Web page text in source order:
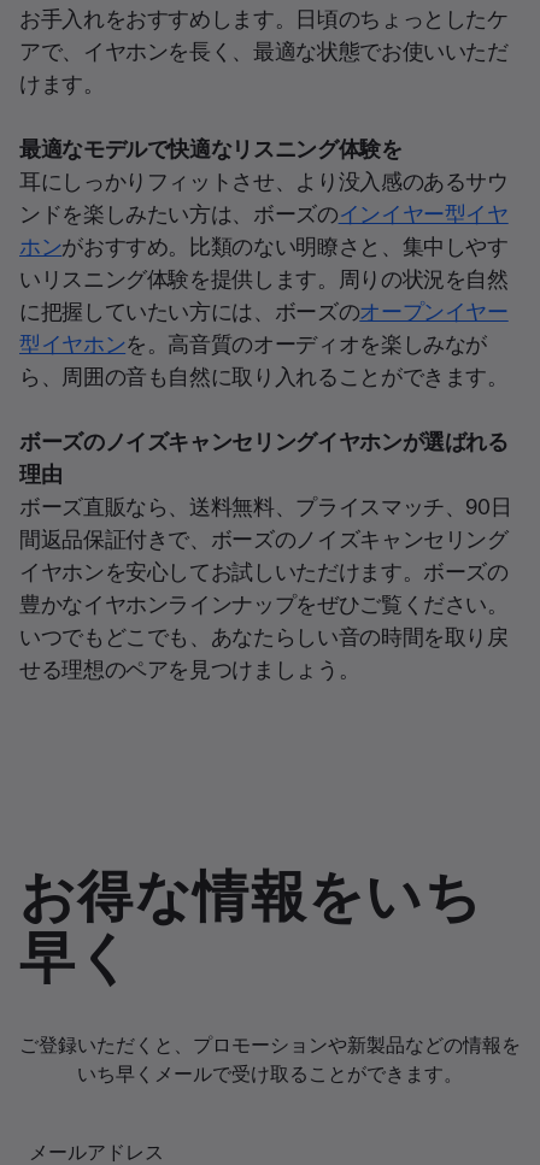
お手入れをおすすめします。日頃のちょっとしたケ
アで、イヤホンを長く、最適な状態でお使いいただ
けます。
最適なモデルで快適なリスニング体験を
耳にしっかりフィットさせ、より没入感のあるサウ
ンドを楽しみたい方は、ボーズのインイヤー型イヤ
ホンがおすすめ。比類のない明瞭さと、集中しやす
いリスニング体験を提供します。周りの状況を自然
に把握していたい方には、ボーズのオープンイヤー
型イヤホンを。高音質のオーディオを楽しみなが
ら、周囲の音も自然に取り入れることができます。
ボーズのノイズキャンセリングイヤホンが選ばれる
理由
ボーズ直販なら、送料無料、プライスマッチ、90日
間返品保証付きで、ボーズのノイズキャンセリング
イヤホンを安心してお試しいただけます。ボーズの
豊かなイヤホンラインナップをぜひご覧ください。
いつでもどこでも、あなたらしい音の時間を取り戻
せる理想のペアを見つけましょう。
お得な情報をいち
早く
ご登録いただくと、プロモーションや新製品などの情報を
いち早くメールで受け取ることができます。
メールアドレス